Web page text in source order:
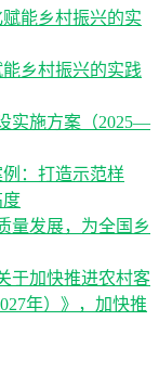
乡村振兴的实践
实施方案（2025—
：打造示范样
度
量发展，为全国乡
于加快推进农村客
年）》，加快推